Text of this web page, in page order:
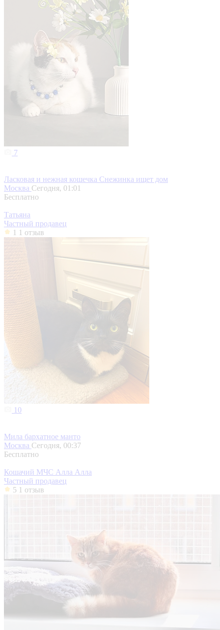
7
Ласковая и нежная кошечка Снежинка ищет дом
Москва Сегодня, 01:01
Бесплатно
Татьяна
Частный продавец
1 1 отзыв
10
Мила бархатное манто
Москва Сегодня, 00:37
Бесплатно
Кошачий МЧС Алла Алла
Частный продавец
5 1 отзыв